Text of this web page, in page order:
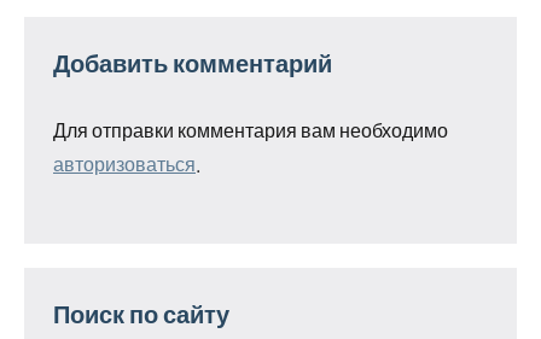
Добавить комментарий
Для отправки комментария вам необходимо
авторизоваться
Поиск по сайту